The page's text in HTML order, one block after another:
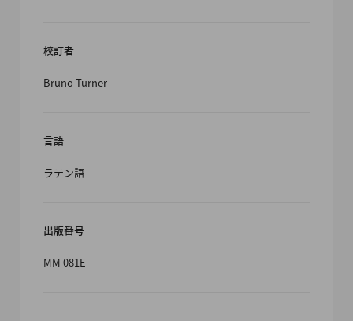
校訂者
Bruno Turner
言語
ラテン語
出版番号
MM 081E